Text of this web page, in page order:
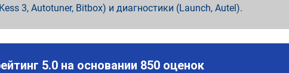
3, Autotuner, Bitbox) и диагностики (Launch, Autel).
5.0 на основании 850 оценок